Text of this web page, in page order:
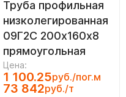
Труба профильная
низколегированная
09Г2С 200х160х8
прямоугольная
Цена:
1 100.25руб./пог.м
73 842руб./т